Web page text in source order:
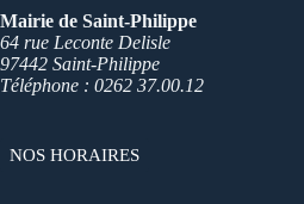
Mairie de Saint-Philippe
64 rue Leconte Delisle
97442 Saint-Philippe
Téléphone : 0262 37.00.12
NOS HORAIRES